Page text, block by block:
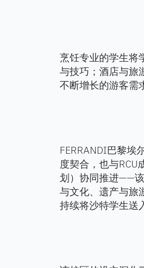
烹饪专业的学生将
与技巧；酒店与旅
不断增长的游客需
FERRANDI巴黎埃
度契合，也与
划）协同推进——
与文化、遗产与旅
持续将沙特学生送